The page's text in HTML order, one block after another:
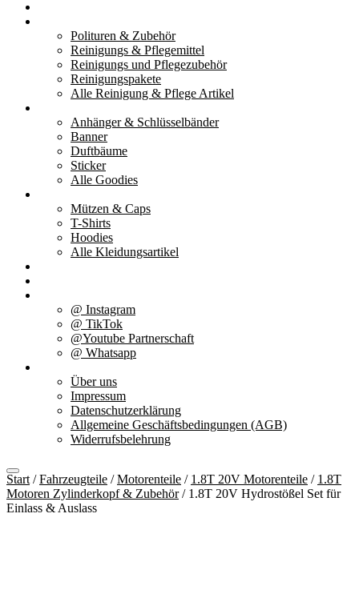
Polituren & Zubehör
Reinigungs & Pflegemittel
Reinigungs und Pflegezubehör
Reinigungspakete
Alle Reinigung & Pflege Artikel
Anhänger & Schlüsselbänder
Banner
Duftbäume
Sticker
Alle Goodies
Mützen & Caps
T-Shirts
Hoodies
Alle Kleidungsartikel
@ Instagram
@ TikTok
@Youtube Partnerschaft
@ Whatsapp
Über uns
Impressum
Datenschutzerklärung
Allgemeine Geschäftsbedingungen (AGB)
Widerrufsbelehrung
Start /Fahrzeugteile /Motorenteile / 1.8T 20V Motorenteile / 1.8T
Motoren Zylinderkopf & Zubehör/ 1.8T 20V Hydrostößel Set für
Einlass & Auslass